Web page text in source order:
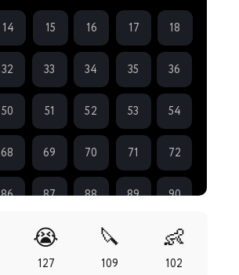
14 15 16 17 18
32 33 34 35 36
50 51 52 53 54
68 69 70 71 72
86 87 88 89 90
105 108
😭
127
🔪
109
👶
102